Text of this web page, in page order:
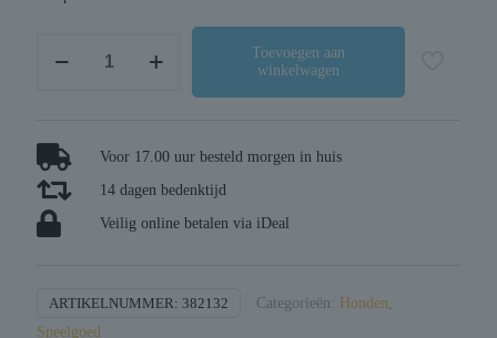
tumble
blauw
aantal
Toevoegen aan
winkelwagen
Voor 17.00 uur besteld morgen in huis
14 dagen bedenktijd
Veilig online betalen via iDeal
ARTIKELNUMMER: 382132 Categorieën: Honden,
Speelgoed